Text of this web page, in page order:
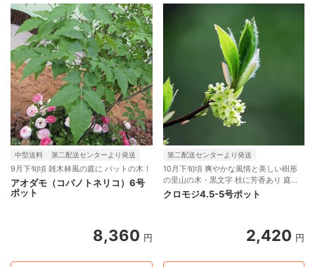
中型送料 第二配送センターより発送
9月下旬頃 雑木林風の庭に バットの木！
アオダモ（コバノトネリコ）6号
ポット
8,360 円
第二配送センターより発送
10月下旬頃 爽やかな風情と美しい樹形
の里山の木・黒文字 枝に芳香あり 庭木
に好適
クロモジ4.5-5号ポット
2,420 円